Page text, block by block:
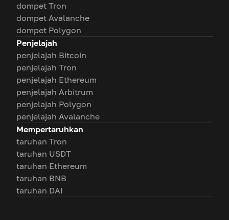
dompet Tron
dompet Avalanche
dompet Polygon
Penjelajah
penjelajah Bitcoin
penjelajah Tron
penjelajah Ethereum
penjelajah Arbitrum
penjelajah Polygon
penjelajah Avalanche
Mempertaruhkan
taruhan Tron
taruhan USDT
taruhan Ethereum
taruhan BNB
taruhan DAI